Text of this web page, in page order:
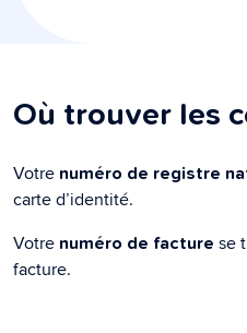
Où trouver les
Votre numéro de registre
carte d’identité.
Votre numéro de facture se
facture.